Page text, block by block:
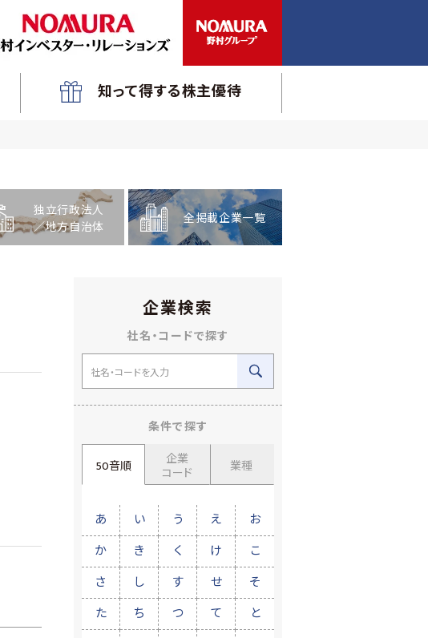
知って得する株主優待
独立行政法人
／地方自治体
全掲載企業一覧
企業検索
社名・コードで探す
条件で探す
50音順
企業
コード
業種
あ い う え お
か き く け こ
さ し す せ そ
た ち つ て と